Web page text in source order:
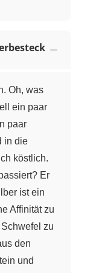
Oh, was
ein paar
paar
in die
köstlich.
Er
ist ein
Affinität zu
zu
den
und